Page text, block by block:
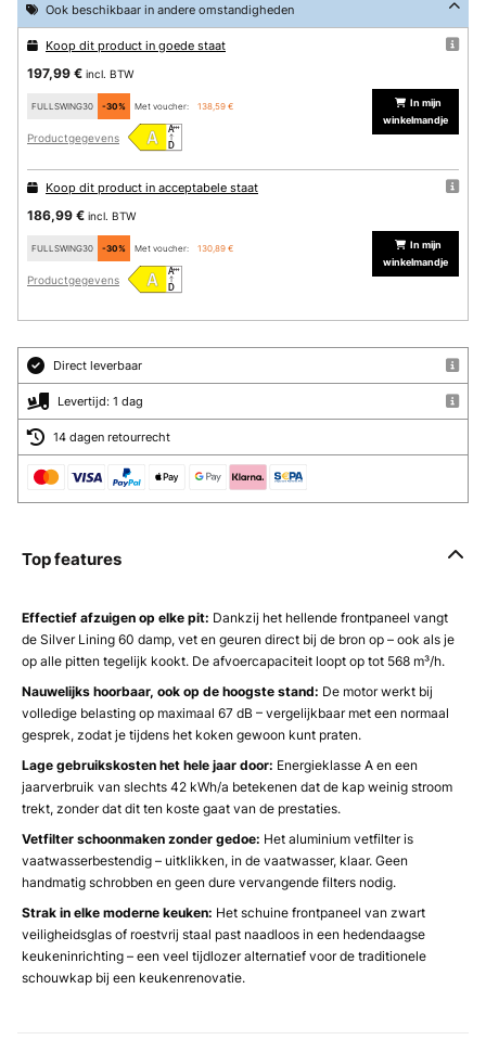
Ook beschikbaar in andere omstandigheden
Koop dit product in goede staat
197,99 € incl. BTW
FULLSWING30 -30% Met voucher: 138,59 €
Productgegevens
In mijn
winkelmandje
Koop dit product in acceptabele staat
186,99 € incl. BTW
FULLSWING30 -30% Met voucher: 130,89 €
Productgegevens
In mijn
winkelmandje
Direct leverbaar
Levertijd: 1 dag
14 dagen retourrecht
Top features
Effectief afzuigen op elke pit: Dankzij het hellende frontpaneel vangt
de Silver Lining 60 damp, vet en geuren direct bij de bron op – ook als je
op alle pitten tegelijk kookt. De afvoercapaciteit loopt op tot 568 m³/h.
Nauwelijks hoorbaar, ook op de hoogste stand: De motor werkt bij
volledige belasting op maximaal 67 dB – vergelijkbaar met een normaal
gesprek, zodat je tijdens het koken gewoon kunt praten.
Lage gebruikskosten het hele jaar door: Energieklasse A en een
jaarverbruik van slechts 42 kWh/a betekenen dat de kap weinig stroom
trekt, zonder dat dit ten koste gaat van de prestaties.
Vetfilter schoonmaken zonder gedoe: Het aluminium vetfilter is
vaatwasserbestendig – uitklikken, in de vaatwasser, klaar. Geen
handmatig schrobben en geen dure vervangende filters nodig.
Strak in elke moderne keuken: Het schuine frontpaneel van zwart
veiligheidsglas of roestvrij staal past naadloos in een hedendaagse
keukeninrichting – een veel tijdlozer alternatief voor de traditionele
schouwkap bij een keukenrenovatie.